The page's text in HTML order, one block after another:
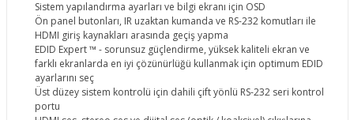
Sistem yapılandırma ayarları ve bilgi ekranı için OSD
Ön panel butonları, IR uzaktan kumanda ve RS-232 komutları ile
HDMI giriş kaynakları arasında geçiş yapma
EDID Expert ™ - sorunsuz güçlendirme, yüksek kaliteli ekran ve
farklı ekranlarda en iyi çözünürlüğü kullanmak için optimum EDID
ayarlarını seç
Üst düzey sistem kontrolü için dahili çift yönlü RS-232 seri kontrol
portu